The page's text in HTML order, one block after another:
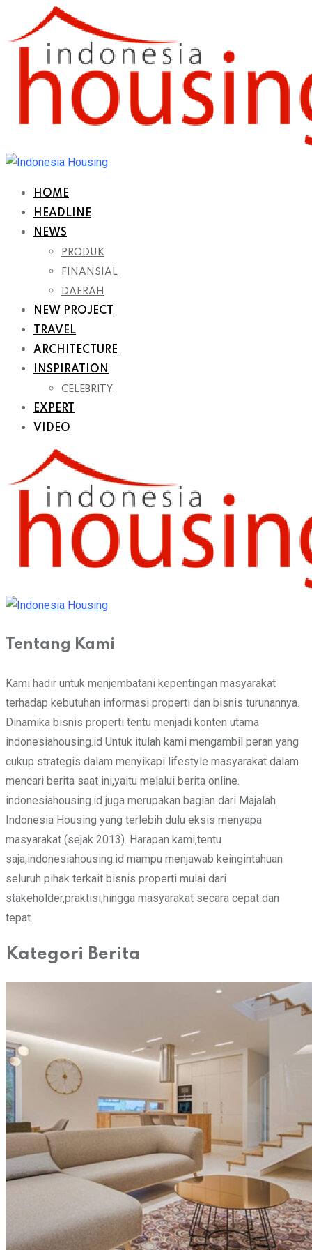
HOME
HEADLINE
NEWS
PRODUK
FINANSIAL
DAERAH
NEW PROJECT
TRAVEL
ARCHITECTURE
INSPIRATION
CELEBRITY
EXPERT
VIDEO
Tentang Kami
Kami hadir untuk menjembatani kepentingan masyarakat
terhadap kebutuhan informasi properti dan bisnis turunannya.
Dinamika bisnis properti tentu menjadi konten utama
indonesiahousing.id Untuk itulah kami mengambil peran yang
cukup strategis dalam menyikapi lifestyle masyarakat dalam
mencari berita saat ini,yaitu melalui berita online.
indonesiahousing.id juga merupakan bagian dari Majalah
Indonesia Housing yang terlebih dulu eksis menyapa
masyarakat (sejak 2013). Harapan kami,tentu
saja,indonesiahousing.id mampu menjawab keingintahuan
seluruh pihak terkait bisnis properti mulai dari
stakeholder,praktisi,hingga masyarakat secara cepat dan
tepat.
Kategori Berita